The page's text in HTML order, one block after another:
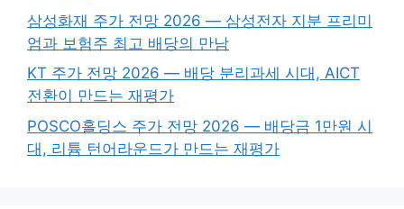
삼성화재 주가 전망 2026 — 삼성전자 지분 프리미
엄과 보험주 최고 배당의 만남
KT 주가 전망 2026 — 배당 분리과세 시대, AICT
전환이 만드는 재평가
POSCO홀딩스 주가 전망 2026 — 배당금 1만원 시
대, 리튬 턴어라운드가 만드는 재평가